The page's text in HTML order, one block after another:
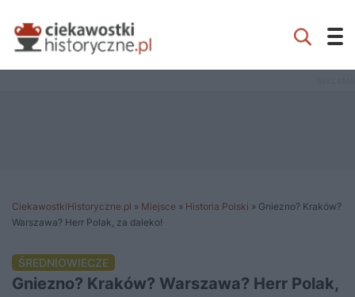
CiekawostkiHistoryczne.pl » Miejsce » Historia Polski » Gniezno? Kraków?
Warszawa? Herr Polak, za daleko!
ŚREDNIOWIECZE
Gniezno? Kraków? Warszawa? Herr Polak,